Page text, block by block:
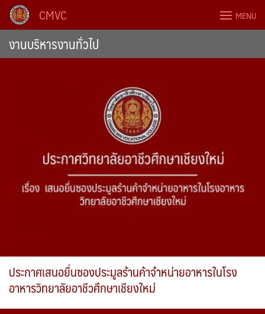
Skip
CMVC MENU
งานบริหารงานทั่วไป
ประกาศเสนอยื่นซองประมูลร้านค้าจำหน่ายอาหารในโรง
อาหารวิทยาลัยอาชีวศึกษาเชียงใหม่